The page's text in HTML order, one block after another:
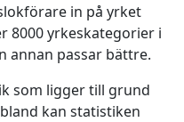
in på yrket
8000 yrkeskategorier i
annan passar bättre.
som ligger till grund
kan statistiken